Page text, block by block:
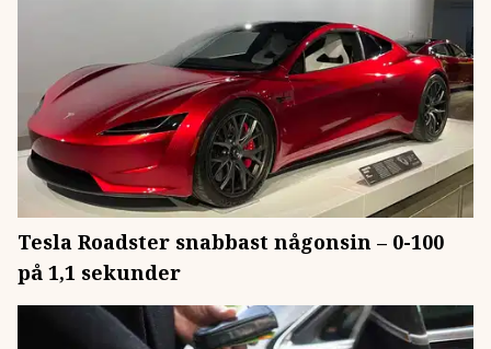
Tesla Roadster snabbast någonsin – 0-100
på 1,1 sekunder